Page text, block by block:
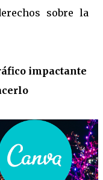
sobre la
impactante